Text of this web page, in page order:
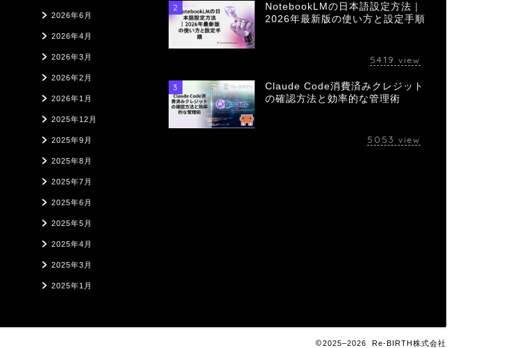
2026年6月
2026年4月
2026年3月
2026年2月
2026年1月
2025年12月
2025年9月
2025年8月
2025年7月
2025年6月
2025年5月
2025年4月
2025年3月
2025年1月
2
NotebookLMの日本語設定方法｜
2026年最新版の使い方と設定手順
5419 view
3
Claude Code消費済みクレジット
の確認方法と効率的な管理術
5053 view
2025–2026 Re-BIRTH株式会社